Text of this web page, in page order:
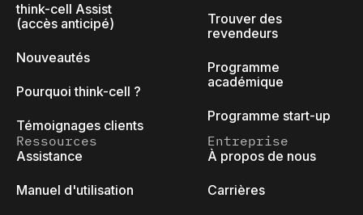
think-cell Assist
(accès anticipé)
Nouveautés
Pourquoi think-cell ?
Témoignages clients
Trouver des
revendeurs
Programme
académique
Programme start-up
Ressources
Assistance
Manuel d'utilisation
Entreprise
À propos de nous
Carrières